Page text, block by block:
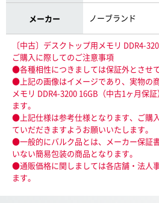
メーカー ノーブランド
〔中古〕デスクトップ用メモリ DDR4-
ご購入に際してのご注意事項
●各種相性につきましては保証外とさせ
●上記の画像はイメージであり、実物の
メモリ DDR4-3200 16GB（中古1ヶ月保
ます。
●上記仕様は参考仕様となります、ご購
ていだだきますようお願いいたします。
●一般的にバルク品とは、メーカー保証
いない簡易包装の商品となります。
●通販価格に関しましては各店舗・法人
ます。